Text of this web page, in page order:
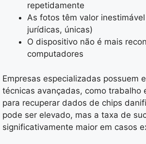
repetidamente
As fotos têm valor
jurídicas, únicas)
O dispositivo não é mais
computadores
Empresas especializadas possuem
técnicas avançadas, como trabalho
para recuperar dados de chips
pode ser elevado, mas a taxa de
significativamente maior em casos